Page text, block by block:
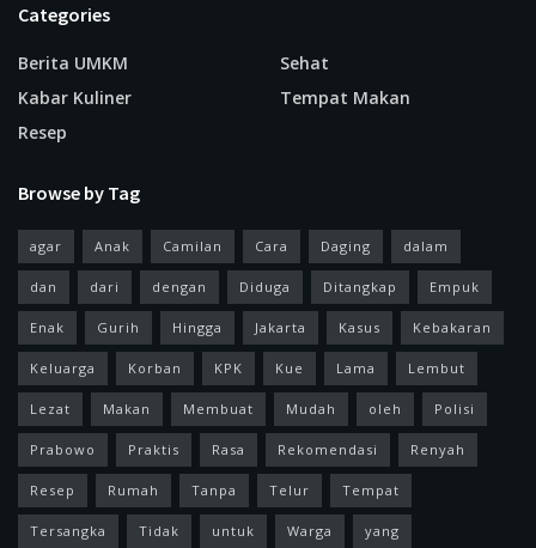
Categories
Berita UMKM
Kabar Kuliner
Resep
Sehat
Tempat Makan
Browse by Tag
agar Anak Camilan Cara Daging dalam
dan dari dengan Diduga Ditangkap Empuk
Enak Gurih Hingga Jakarta Kasus Kebakaran
Keluarga Korban KPK Kue Lama Lembut
Lezat Makan Membuat Mudah oleh Polisi
Prabowo Praktis Rasa Rekomendasi Renyah
Resep Rumah Tanpa Telur Tempat
Tersangka Tidak untuk Warga yang